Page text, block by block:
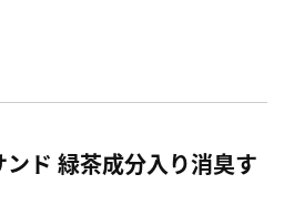
ド 緑茶成分入り消臭す